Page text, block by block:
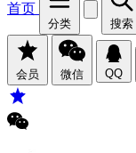
首页
分类 搜索
会员 微信 QQ